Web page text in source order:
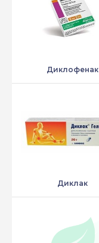
Диклофенак
Диклак